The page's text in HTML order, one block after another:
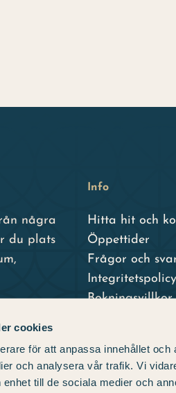
cookies
för att anpassa innehållet
och analysera vår trafik. Vi
enhet till de sociala medier och
några
du plats
Info
Hitta hit och
Öppettider
Frågor och
Integritetspolicy
Bokningsvillkor